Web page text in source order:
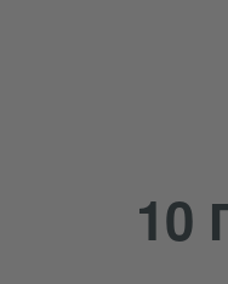
10